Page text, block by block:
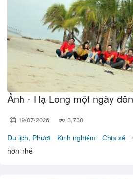
Ảnh - Hạ Long một ngày
19/07/2026 3,730
Du lịch, Phượt - Kinh nghiệm - Chia sẻ -
hơn nhé